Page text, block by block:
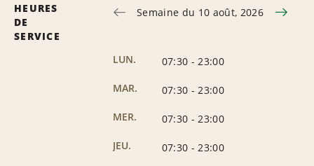
HEURES
DE
SERVICE
Semaine du 10 août, 2026
LUN. 07:30 - 23:00
MAR.
07:30 - 23:00
MER.
07:30 - 23:00
JEU.
07:30 - 23:00